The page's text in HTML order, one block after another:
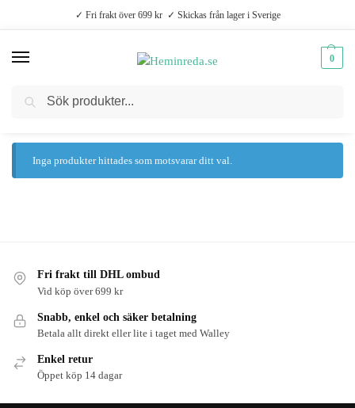
✓ Fri frakt över 699 kr ✓ Skickas från lager i Sverige
0
Hem Produkter märkta ”blockljusstake”
Inga produkter hittades som motsvarar ditt val.
Fri frakt till DHL ombud
Vid köp över 699 kr
Snabb, enkel och säker betalning
Betala allt direkt eller lite i taget med Walley
Enkel retur
Öppet köp 14 dagar